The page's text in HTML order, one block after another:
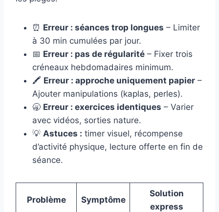
⏰ Erreur : séances trop longues – Limiter
à 30 min cumulées par jour.
📅 Erreur : pas de régularité – Fixer trois
créneaux hebdomadaires minimum.
🖍️ Erreur : approche uniquement papier –
Ajouter manipulations (kaplas, perles).
🥱 Erreur : exercices identiques – Varier
avec vidéos, sorties nature.
💡 Astuces : timer visuel, récompense
d’activité physique, lecture offerte en fin de
séance.
Problème Symptôme
Solution
express